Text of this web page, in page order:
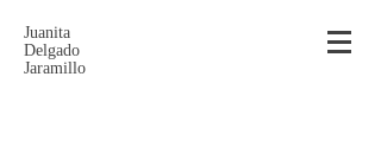
Juanita
Delgado
Jaramillo